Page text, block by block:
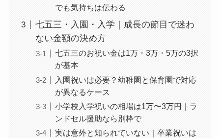
でも気持ちは伝わる
七五三・入園・入学｜成長の節目で迷わ
ない金額の決め方
七五三のお祝い金は1万・3万・5万の3択
が基本
入園祝いは必要？幼稚園と保育園で対応
が異なるケース
小学校入学祝いの相場は1万〜3万円｜ラ
ンドセル援助なら別枠で
実は意外と知られていない｜卒業祝いは